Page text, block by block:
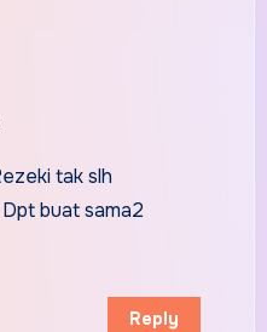
tak slh
buat sama2
Reply